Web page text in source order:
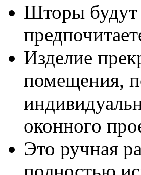
Шторы будут
Изделие
помещения,
оконного
Это ручная